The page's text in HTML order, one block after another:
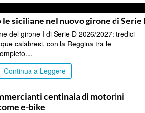
siciliane nel nuovo girone di Serie
del girone I di Serie D 2026/2027: tredici
calabresi, con la Reggina tra le
Continua a Leggere
centinaia di motorini
e-bike